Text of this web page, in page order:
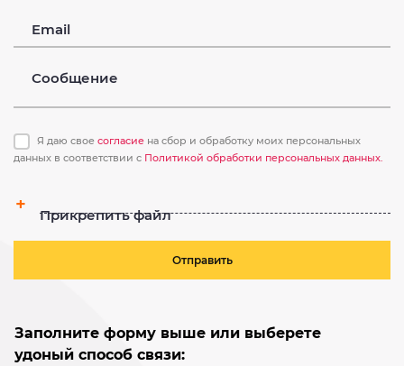
Email
Сообщение
Я даю свое согласие на сбор и обработку моих персональных
данных в соответствии с Политикой обработки персональных данных.
Прикрепить файл
Отправить
Заполните форму выше или выберете
удоный способ связи: